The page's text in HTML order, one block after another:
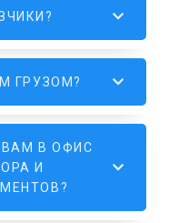
ГРУЗОМ?
В ОФИС
И